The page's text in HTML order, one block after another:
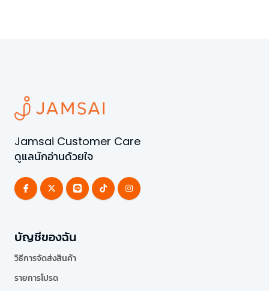
Jamsai Customer Care
ดูแลนักอ่านด้วยใจ
บัญชีของฉัน
วิธีการจัดส่งสินค้า
รายการโปรด